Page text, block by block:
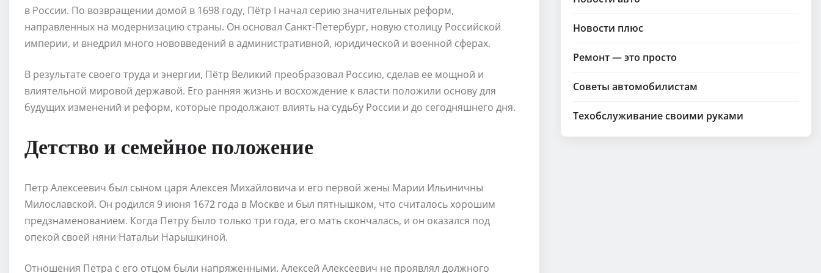
в России. По возвращении домой в 1698 году, Пётр I начал серию значительных реформ,
направленных на модернизацию страны. Он основал Санкт-Петербург, новую столицу Российской
империи, и внедрил много нововведений в административной, юридической и военной сферах.
В результате своего труда и энергии, Пётр Великий преобразовал Россию, сделав ее мощной и
влиятельной мировой державой. Его ранняя жизнь и восхождение к власти положили основу для
будущих изменений и реформ, которые продолжают влиять на судьбу России и до сегодняшнего дня.
Детство и семейное положение
Петр Алексеевич был сыном царя Алексея Михайловича и его первой жены Марии Ильиничны
Милославской. Он родился 9 июня 1672 года в Москве и был пятнышком, что считалось хорошим
предзнаменованием. Когда Петру было только три года, его мать скончалась, и он оказался под
опекой своей няни Натальи Нарышкиной.
Отношения Петра с его отцом были напряженными. Алексей Алексеевич не проявлял должного
Новости плюс
Ремонт — это просто
Советы автомобилистам
Техобслуживание своими руками